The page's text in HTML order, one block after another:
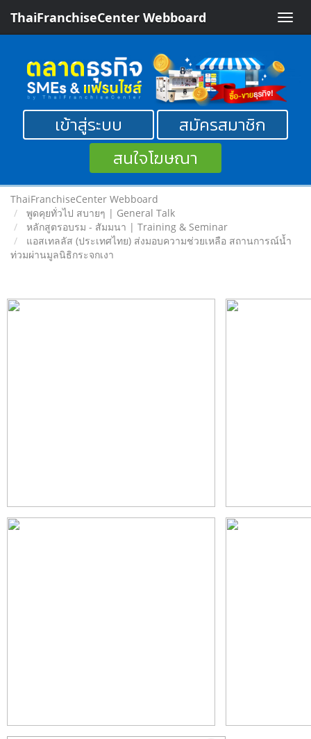
Toggle
ThaiFranchiseCenter Webboard
เข้าสู่ระบบ
สมัครสมาชิก
สนใจโฆษณา
ThaiFranchiseCenter Webboard
พูดคุยทั่วไป สบายๆ | General Talk
หลักสูตรอบรม - สัมมนา | Training & Seminar
แอสเทลลัส (ประเทศไทย) ส่งมอบความช่วยเหลือ สถานการณ์น้ำ
ท่วมผ่านมูลนิธิกระจกเงา